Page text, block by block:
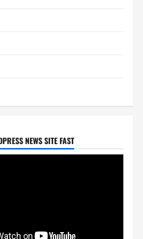
NEWS SITE FAST